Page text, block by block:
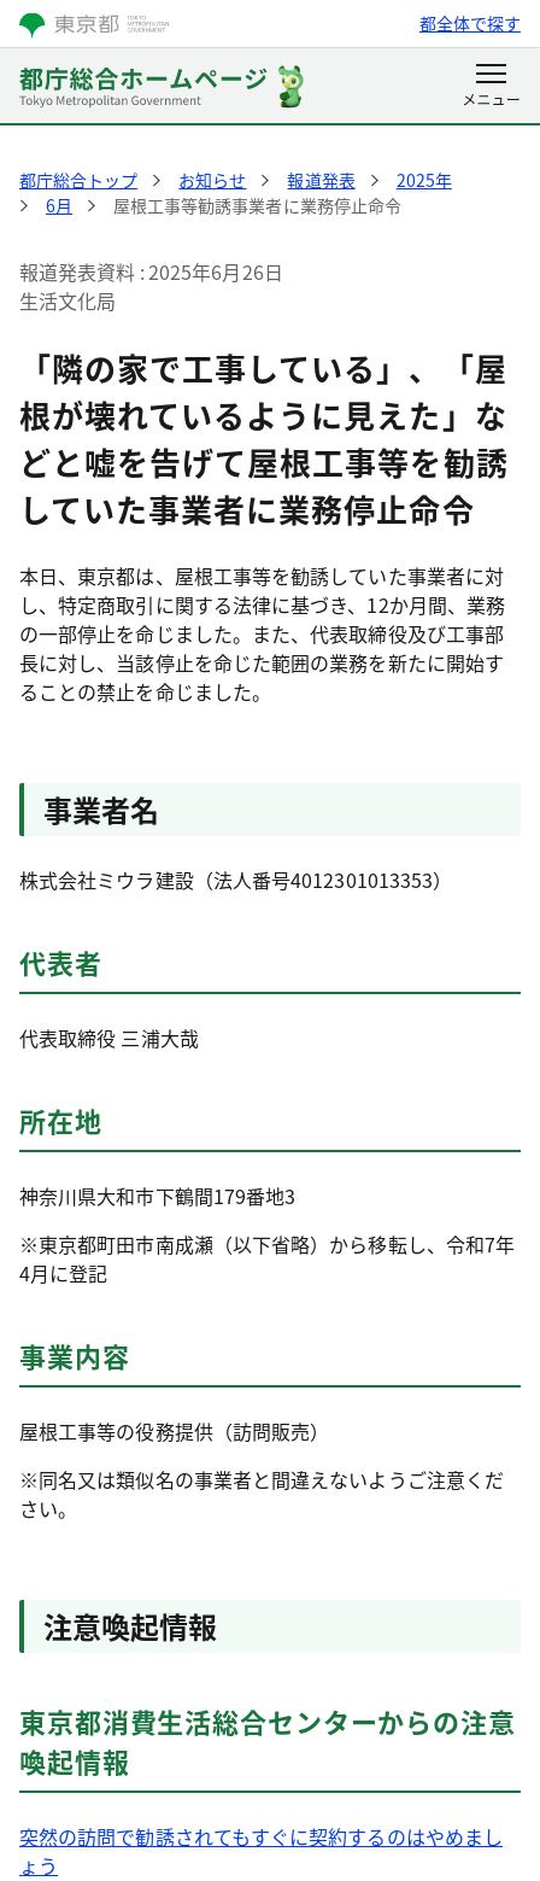
都全体で探す
都庁総合トップ お知らせ 報道発表
2025年
6月
屋根工事等勧誘事業者に業務停止命令
報道発表資料 2025年6月26日
生活文化局
「隣の家で工事している」、「屋
根が壊れているように見えた」な
どと嘘を告げて屋根工事等を勧誘
していた事業者に業務停止命令
本日、東京都は、屋根工事等を勧誘していた事業者に対
し、特定商取引に関する法律に基づき、12か月間、業務
の一部停止を命じました。また、代表取締役及び工事部
長に対し、当該停止を命じた範囲の業務を新たに開始す
ることの禁止を命じました。
事業者名
株式会社ミウラ建設（法人番号4012301013353）
代表者
代表取締役 三浦大哉
所在地
神奈川県大和市下鶴間179番地3
※東京都町田市南成瀬（以下省略）から移転し、令和7年
4月に登記
事業内容
屋根工事等の役務提供（訪問販売）
※同名又は類似名の事業者と間違えないようご注意くだ
さい。
注意喚起情報
東京都消費生活総合センターからの注意
喚起情報
突然の訪問で勧誘されてもすぐに契約するのはやめまし
ょう